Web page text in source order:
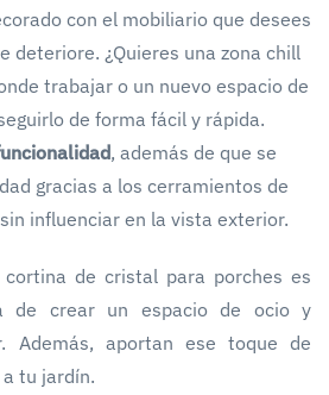
con el mobiliario que desees
deteriore. ¿Quieres una zona chill
trabajar o un nuevo espacio de
de forma fácil y rápida.
, además de que se
gracias a los cerramientos de
influenciar en la vista exterior.
de cristal para porches es
de crear un espacio de ocio y
Además, aportan ese toque de
tu jardín.